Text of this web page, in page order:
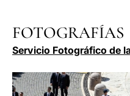
FOTOGRAFÍAS
Servicio Fotográfico de